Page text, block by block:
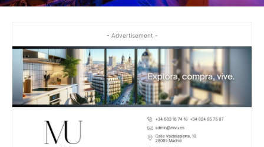
- Advertisement -